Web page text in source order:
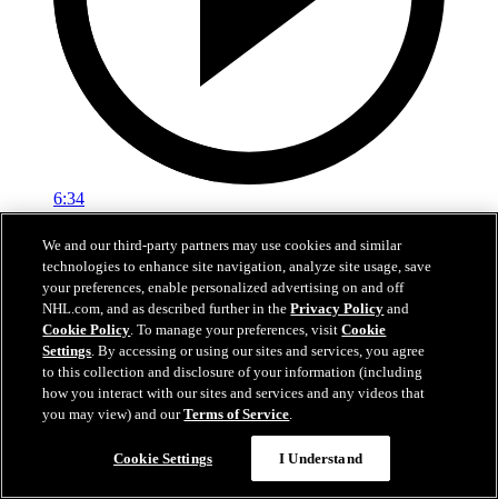
6:34
Längs Sargen: Björck kan ta NHL-plats
Ekholm om Björcks chanser till spel direkt med Jets
07 jul 2026
We and our third-party partners may use cookies and similar
technologies to enhance site navigation, analyze site usage, save
your preferences, enable personalized advertising on and off
NHL.com, and as described further in thePrivacy Policy and
Cookie Policy. To manage your preferences, visitCookie
Settings. By accessing or using our sites and services, you agree
to this collection and disclosure of your information (including
how you interact with our sites and services and any videos that
you may view) and ourTerms of Service.
Cookie Settings I Understand